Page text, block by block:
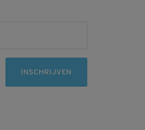
INSCHRIJVEN